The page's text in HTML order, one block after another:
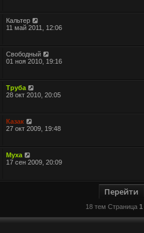
Кальтер
11 май 2011, 12:06
Свободный
01 ноя 2010, 19:16
Труба
28 окт 2010, 20:05
Казак
27 окт 2009, 19:48
Муха
17 сен 2009, 20:09
Перейти
18 тем Страница 1